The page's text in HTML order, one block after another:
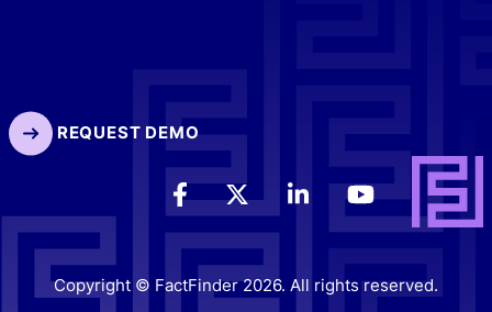
REQUEST DEMO
Copyright © FactFinder 2026. All rights reserved.